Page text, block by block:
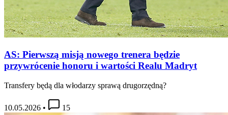
AS: Pierwszą misją nowego trenera będzie
przywrócenie honoru i wartości Realu Madryt
Transfery będą dla włodarzy sprawą drugorzędną?
10.05.2026 • 15